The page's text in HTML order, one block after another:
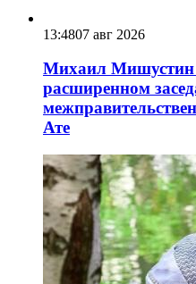
13:4807 авг 2026
Михаил Мишустин
расширенном
Ате